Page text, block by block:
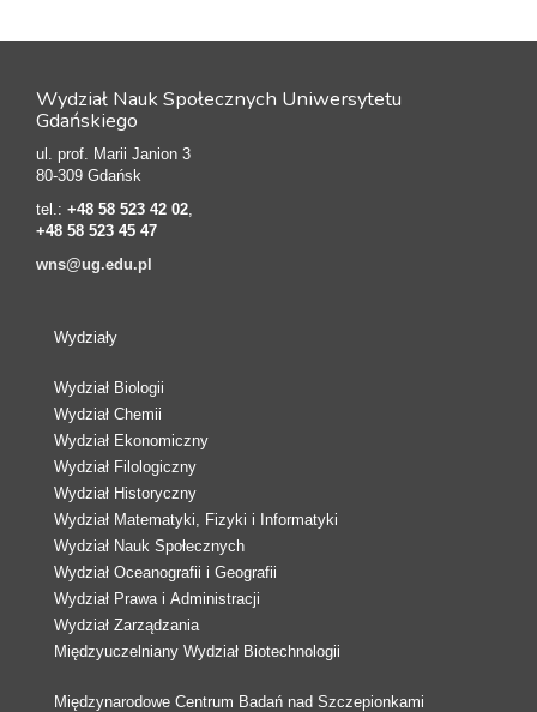
Wydział Nauk Społecznych Uniwersytetu
Gdańskiego
ul. prof. Marii Janion 3
80-309 Gdańsk
tel.: +48 58 523 42 02
+48 58 523 45 47
wns@ug.edu.pl
Wydziały
Wydział Biologii
Wydział Chemii
Wydział Ekonomiczny
Wydział Filologiczny
Wydział Historyczny
Wydział Matematyki, Fizyki i Informatyki
Wydział Nauk Społecznych
Wydział Oceanografii i Geografii
Wydział Prawa i Administracji
Wydział Zarządzania
Międzyuczelniany Wydział Biotechnologii
Międzynarodowe Centrum Badań nad Szczepionkami